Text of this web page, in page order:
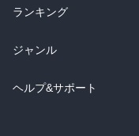
雑誌・グラビア
BL・TL
ラノベ
雑誌・グラビア
BL・TL
総合
ラノベ
雑誌・グラビア
ランキング
総合
ラノベ
ジャンル
コミック
ヘルプ&サポート